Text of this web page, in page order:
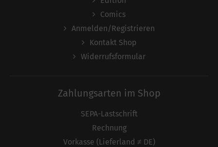
Comics
Anmelden/Registrieren
Kontakt Shop
Widerrufsformular
Zahlungsarten im Shop
SEPA-Lastschrift
Rechnung
Vorkasse (Lieferland ≠ DE)